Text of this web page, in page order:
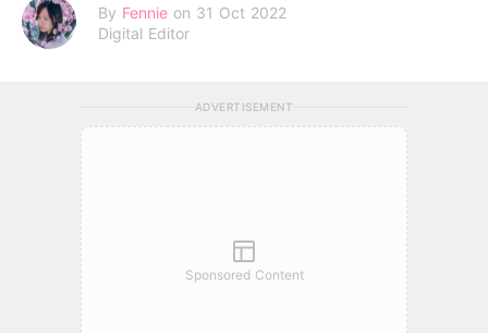
By Fennie on 31 Oct 2022
Digital Editor
ADVERTISEMENT
Sponsored Content